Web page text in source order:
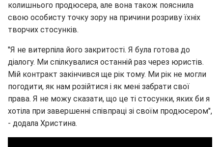
колишнього продюсера, але вона також пояснила
свою особисту точку зору на причини розриву їхніх
творчих стосунків.
"Я не витерпіла його закритості. Я була готова до
діалогу. Ми спілкувалися останній раз через юристів.
Мій контракт закінчився ще рік тому. Ми рік не могли
погодити, як нам розійтися і як мені забрати свої
права. Я не можу сказати, що це ті стосунки, яких би я
хотіла при завершенні співпраці зі своїм продюсером",
- додала Христина.